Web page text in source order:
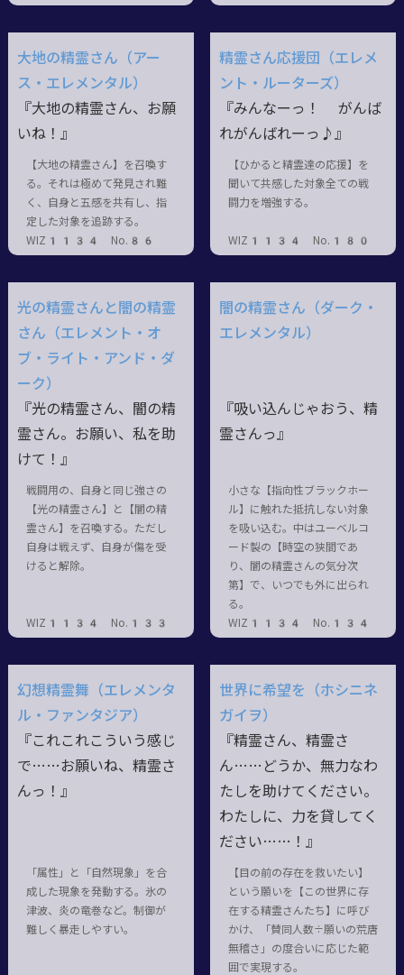
大地の精霊さん（アー
ス・エレメンタル）
『大地の精霊さん、お願
いね！』
【大地の精霊さん】を召喚す
る。それは極めて発見され難
く、自身と五感を共有し、指
定した対象を追跡する。
WIZ1134 No.86
精霊さん応援団（エレメ
ント・ルーターズ）
『みんなーっ！ がんば
れがんばれーっ♪』
【ひかると精霊達の応援】を
聞いて共感した対象全ての戦
闘力を増強する。
WIZ1134 No.180
光の精霊さんと闇の精霊
さん（エレメント・オ
ブ・ライト・アンド・ダ
ーク）
『光の精霊さん、闇の精
霊さん。お願い、私を助
けて！』
戦闘用の、自身と同じ強さの
【光の精霊さん】と【闇の精
霊さん】を召喚する。ただし
自身は戦えず、自身が傷を受
けると解除。
WIZ1134 No.133
闇の精霊さん（ダーク・
エレメンタル）
『吸い込んじゃおう、精
霊さんっ』
小さな【指向性ブラックホー
ル】に触れた抵抗しない対象
を吸い込む。中はユーベルコ
ード製の【時空の狭間であ
り、闇の精霊さんの気分次
第】で、いつでも外に出られ
る。
WIZ1134 No.134
幻想精霊舞（エレメンタ
ル・ファンタジア）
『これこれこういう感じ
で……お願いね、精霊さ
んっ！』
「属性」と「自然現象」を合
成した現象を発動する。氷の
津波、炎の竜巻など。制御が
難しく暴走しやすい。
世界に希望を（ホシニネ
ガイヲ）
『精霊さん、精霊さ
ん……どうか、無力なわ
たしを助けてください。
わたしに、力を貸してく
ださい……！』
【目の前の存在を救いたい】
という願いを【この世界に存
在する精霊さんたち】に呼び
かけ、「賛同人数÷願いの荒唐
無稽さ」の度合いに応じた範
囲で実現する。